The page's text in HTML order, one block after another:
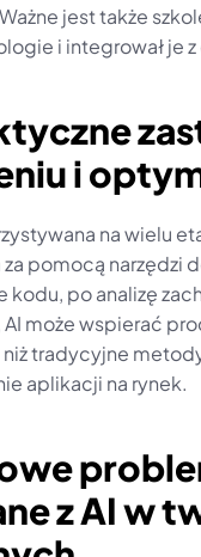
jest także
i integrował je
i
na wielu
pomocą narzędzi
kodu, po analizę
może wspierać
tradycyjne
aplikacji na rynek.
z AI w